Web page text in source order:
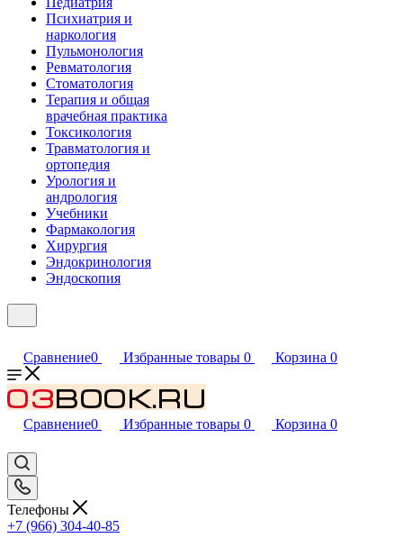
Психиатрия и
наркология
Пульмонология
Ревматология
Стоматология
Терапия и общая
врачебная практика
Токсикология
Травматология и
ортопедия
Урология и
андрология
Учебники
Фармакология
Хирургия
Эндокринология
Эндоскопия
Сравнение0 Избранные товары 0 Корзина 0
Сравнение0 Избранные товары 0 Корзина 0
Телефоны
+7 (966) 304-40-85